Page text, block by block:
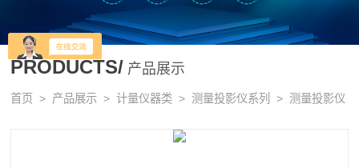
PRODUCTS/ 产品展示
首页 > 产品展示 >计量仪器类 > 测量投影仪系列 > 测量投影仪